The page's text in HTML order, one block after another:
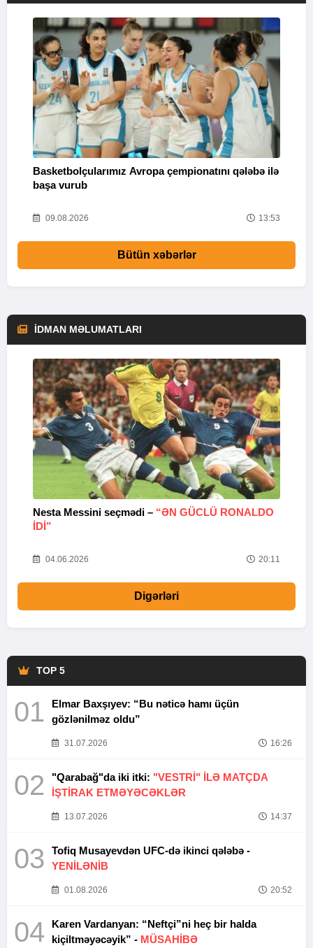
Basketbolçularımız Avropa çempionatını qələbə ilə
başa vurub
09.08.2026 13:53
Bütün xəbərlər
İDMAN MƏLUMATLARI
Nesta Messini seçmədi – “ƏN GÜCLÜ RONALDO
IDI”
04.06.2026 20:11
Digərləri
TOP 5
01
Elmar Baxşıyev: “Bu nəticə hamı üçün
gözlənilməz oldu”
31.07.2026 16:26
02 "Qarabağ"da iki itki: "VESTRİ" İLƏ MATÇDA
İŞTİRAK ETMƏYƏCƏKLƏR
13.07.2026 14:37
03
Tofiq Musayevdən UFC-də ikinci qələbə -
YENİLƏNİB
01.08.2026 20:52
04
Karen Vardanyan: “Neftçi”ni heç bir halda
kiçiltməyəcəyik” - MÜSAHİBƏ